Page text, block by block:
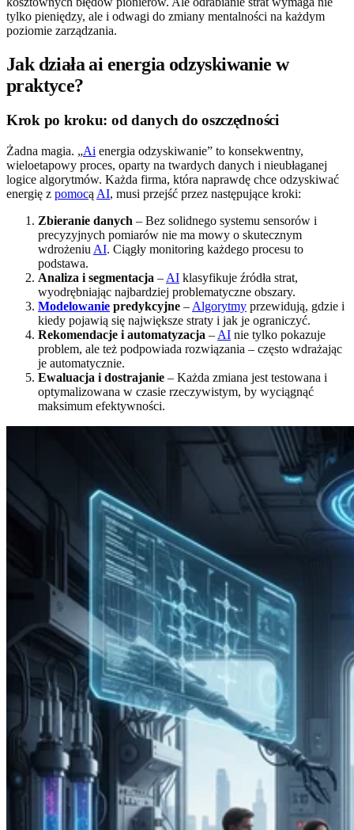
tylko pieniędzy, ale i odwagi do zmiany mentalności na każdym
poziomie zarządzania.
Jak działa ai energia odzyskiwanie w
praktyce?
Krok po kroku: od danych do oszczędności
Żadna magia. „Ai energia odzyskiwanie” to konsekwentny,
wieloetapowy proces, oparty na twardych danych i nieubłaganej
logice algorytmów. Każda firma, która naprawdę chce odzyskiwać
energię z pomocą AI, musi przejść przez następujące kroki:
Zbieranie danych – Bez solidnego systemu sensorów i
precyzyjnych pomiarów nie ma mowy o skutecznym
wdrożeniu AI. Ciągły monitoring każdego procesu to
podstawa.
Analiza i segmentacja – AI klasyfikuje źródła strat,
wyodrębniając najbardziej problematyczne obszary.
Modelowanie predykcyjne – Algorytmy przewidują, gdzie i
kiedy pojawią się największe straty i jak je ograniczyć.
Rekomendacje i automatyzacja – AI nie tylko pokazuje
problem, ale też podpowiada rozwiązania – często wdrażając
je automatycznie.
Ewaluacja i dostrajanie – Każda zmiana jest testowana i
optymalizowana w czasie rzeczywistym, by wyciągnąć
maksimum efektywności.